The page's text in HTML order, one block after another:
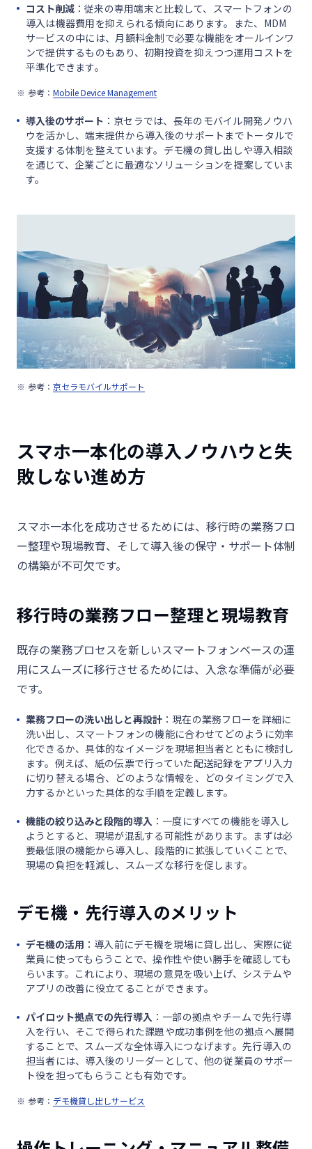
コスト削減：従来の専用端末と比較して、スマートフォンの
導入は機器費用を抑えられる傾向にあります。また、MDM
サービスの中には、月額料金制で必要な機能をオールインワ
ンで提供するものもあり、初期投資を抑えつつ運用コストを
平準化できます。
参考： Mobile Device Management
導入後のサポート ：京セラでは、長年のモバイル開発ノウハ
ウを活かし、端末提供から導入後のサポートまでトータルで
支援する体制を整えています。デモ機の貸し出しや導入相談
を通じて、企業ごとに最適なソリューションを提案していま
す。
参考： 京セラモバイルサポート
スマホ一本化の導入ノウハウと失
敗しない進め方
スマホ一本化を成功させるためには、移行時の業務フロ
ー整理や現場教育、そして導入後の保守・サポート体制
の構築が不可欠です。
移行時の業務フロー整理と現場教育
既存の業務プロセスを新しいスマートフォンベースの運
用にスムーズに移行させるためには、入念な準備が必要
です。
業務フローの洗い出しと再設計：現在の業務フローを詳細に
洗い出し、スマートフォンの機能に合わせてどのように効率
化できるか、具体的なイメージを現場担当者とともに検討し
ます。例えば、紙の伝票で行っていた配送記録をアプリ入力
に切り替える場合、どのような情報を、どのタイミングで入
力するかといった具体的な手順を定義します。
機能の絞り込みと段階的導入 ：一度にすべての機能を導入し
ようとすると、現場が混乱する可能性があります。まずは必
要最低限の機能から導入し、段階的に拡張していくことで、
現場の負担を軽減し、スムーズな移行を促します。
デモ機・先行導入のメリット
デモ機の活用 ：導入前にデモ機を現場に貸し出し、実際に従
業員に使ってもらうことで、操作性や使い勝手を確認しても
らいます。これにより、現場の意見を吸い上げ、システムや
アプリの改善に役立てることができます。
パイロット拠点での先行導入 ：一部の拠点やチームで先行導
入を行い、そこで得られた課題や成功事例を他の拠点へ展開
することで、スムーズな全体導入につなげます。先行導入の
担当者には、導入後のリーダーとして、他の従業員のサポー
ト役を担ってもらうことも有効です。
参考： デモ機貸し出しサービス